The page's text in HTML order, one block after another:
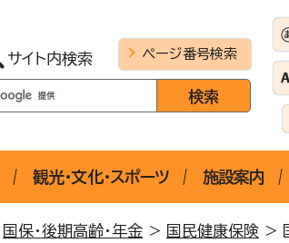
サイト内検索 ページ番号検索
観光・文化・スポーツ 施設案内
国保・後期高齢・年金 > 国民健康保険 >